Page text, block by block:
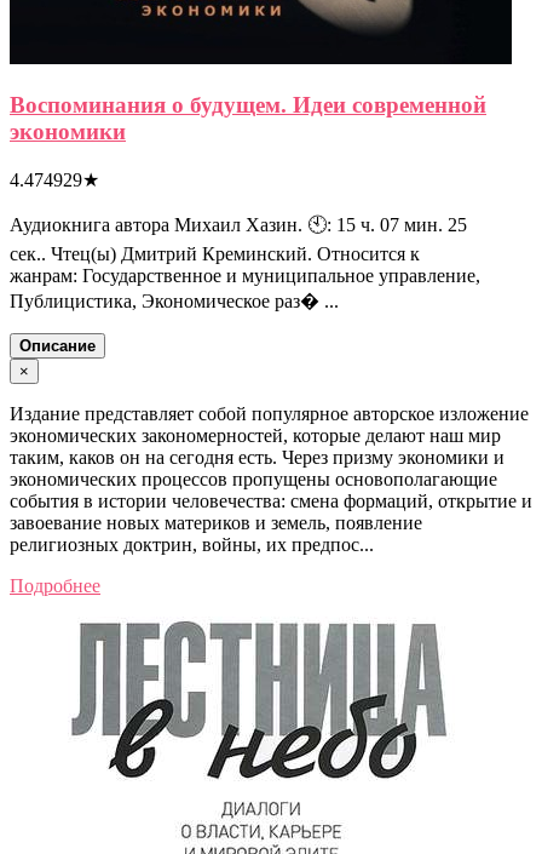
Воспоминания о будущем. Идеи современной
экономики
4.474929★
Аудиокнига автора Михаил Хазин. 🕙: 15 ч. 07 мин. 25
сек.. Чтец(ы) Дмитрий Креминский. Относится к
жанрам: Государственное и муниципальное управление,
Публицистика, Экономическое раз� ...
Описание
×
Издание представляет собой популярное авторское изложение
экономических закономерностей, которые делают наш мир
таким, каков он на сегодня есть. Через призму экономики и
экономических процессов пропущены основополагающие
события в истории человечества: смена формаций, открытие и
завоевание новых материков и земель, появление
религиозных доктрин, войны, их предпос...
Подробнее